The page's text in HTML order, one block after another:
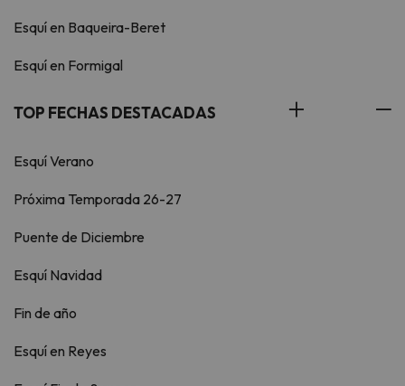
Esquí en Baqueira-Beret
Esquí en Formigal
TOP FECHAS DESTACADAS
Esquí Verano
Próxima Temporada 26-27
Puente de Diciembre
Esquí Navidad
Fin de año
Esquí en Reyes